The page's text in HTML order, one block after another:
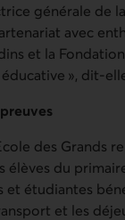
générale de
avec
et la
», dit-
des Grands
élèves du
et étudiantes
et les